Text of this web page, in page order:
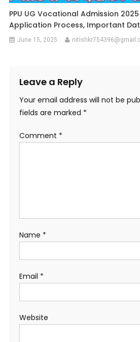
PPU UG Vocational Admission
Application Process, Important
June 15, 2025
Leave a Reply
Your email address will not be
fields are marked *
Comment *
Name *
Email *
Website